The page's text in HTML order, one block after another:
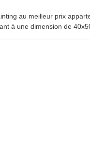
au meilleur prix
à une dimension de